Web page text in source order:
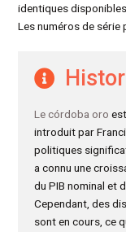
identiques disponibles.
Les numéros de série
Le córdoba oro
introduit par
politiques
a connu une
du PIB nominal et
Cependant, des
sont en cours, ce